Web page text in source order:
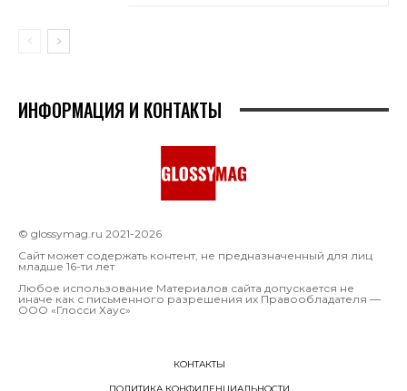
ИНФОРМАЦИЯ И КОНТАКТЫ
© glossymag.ru 2021-2026
Сайт может содержать контент, не предназначенный для лиц
младше 16-ти лет
Любое использование Материалов сайта допускается не
иначе как с письменного разрешения их Правообладателя —
OOO «Глосси Хаус»
КОНТАКТЫ